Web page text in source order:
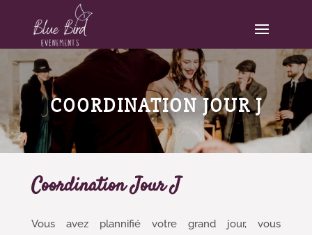
COORDINATION JOUR J
Coordination Jour J
Vous avez plannifié votre grand jour, vous